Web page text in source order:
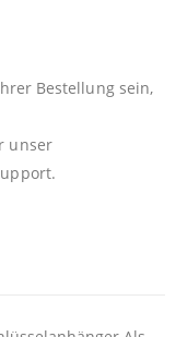
Bestellung sein,
unser